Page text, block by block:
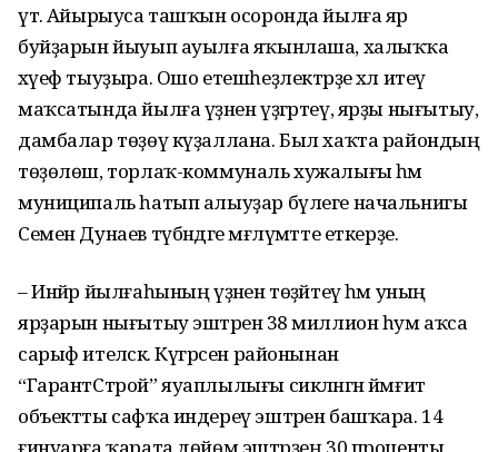
үтә. Айырыуса ташҡын осоронда йылға яр
буйҙарын йыуып ауылға яҡынлаша, халыҡҡа
хәүеф тыуҙыра. Ошо етешһеҙлектәрҙе хәл итеү
маҡсатында йылға үҙәнен үҙгәртеү, ярҙы нығытыу,
дамбалар төҙөү күҙаллана. Был хаҡта райондың
төҙөлөш, торлаҡ-коммуналь хужалығы һәм
муниципаль һатып алыуҙар бүлеге начальнигы
Семен Дунаев түбәндәге мәғлүмәтте еткерҙе.
– Инйәр йылғаһының үҙәнен төҙәйтеү һәм уның
ярҙарын нығытыу эштәренә 38 миллион һум аҡса
сарыф ителәсәк. Күгәрсен районынан
“ГарантСтрой” яуаплылығы сикләнгән йәмғиәт
объектты сафҡа индереү эштәрен башҡара. 14